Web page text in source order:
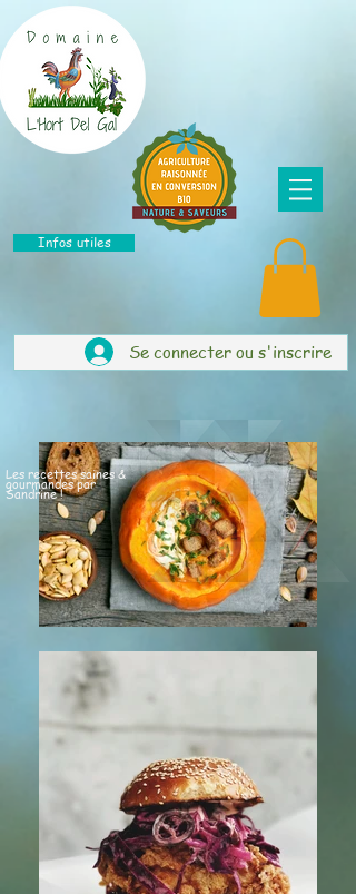
Infos utiles
Se connecter ou s'inscrire
Les recettes saines &
gourmandes par
Sandrine !